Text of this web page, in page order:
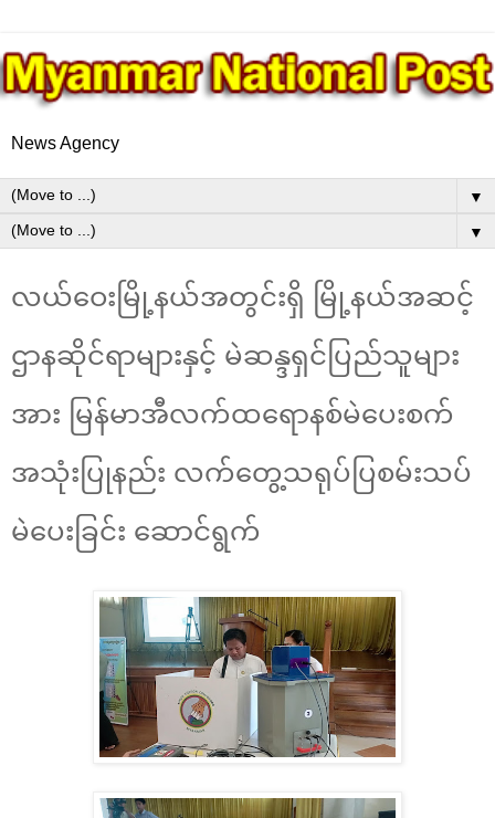
News Agency
▼
▼
လယ်ဝေးမြို့နယ်အတွင်းရှိ မြို့နယ်အဆင့်
ဌာနဆိုင်ရာများနှင့် မဲဆန္ဒရှင်ပြည်သူများ
အား မြန်မာအီလက်ထရောနစ်မဲပေးစက်
အသုံးပြုနည်း လက်တွေ့သရုပ်ပြစမ်းသပ်
မဲပေးခြင်း ဆောင်ရွက်